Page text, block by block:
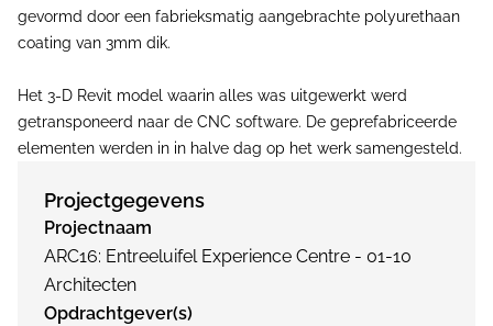
gevormd door een fabrieksmatig aangebrachte polyurethaan
coating van 3mm dik.
Het 3-D Revit model waarin alles was uitgewerkt werd
getransponeerd naar de CNC software. De geprefabriceerde
elementen werden in in halve dag op het werk samengesteld.
Projectgegevens
Projectnaam
ARC16: Entreeluifel Experience Centre - 01-10
Architecten
Opdrachtgever(s)